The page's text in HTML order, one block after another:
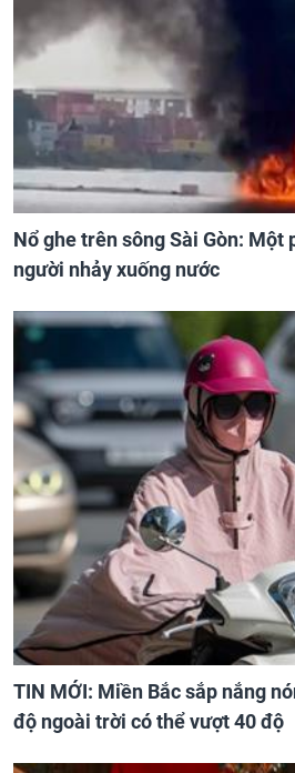
Nổ ghe trên sông Sài Gòn: Một
người nhảy xuống nước
TIN MỚI: Miền Bắc sắp nắng
độ ngoài trời có thể vượt 40 độ